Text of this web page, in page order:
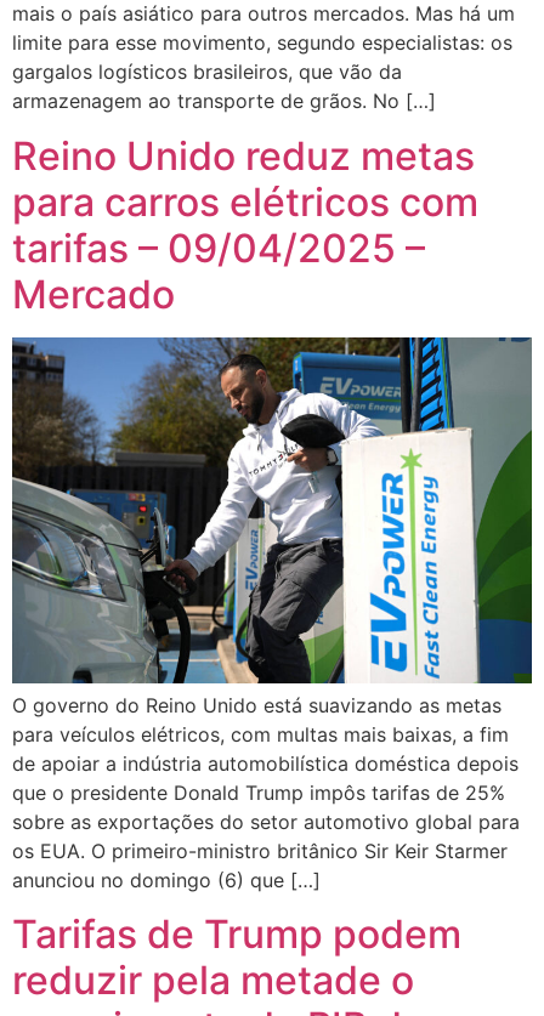
mais o país asiático para outros mercados. Mas há um
limite para esse movimento, segundo especialistas: os
gargalos logísticos brasileiros, que vão da
armazenagem ao transporte de grãos. No […]
Reino Unido reduz metas
para carros elétricos com
tarifas – 09/04/2025 –
Mercado
O governo do Reino Unido está suavizando as metas
para veículos elétricos, com multas mais baixas, a fim
de apoiar a indústria automobilística doméstica depois
que o presidente Donald Trump impôs tarifas de 25%
sobre as exportações do setor automotivo global para
os EUA. O primeiro-ministro britânico Sir Keir Starmer
anunciou no domingo (6) que […]
Tarifas de Trump podem
reduzir pela metade o